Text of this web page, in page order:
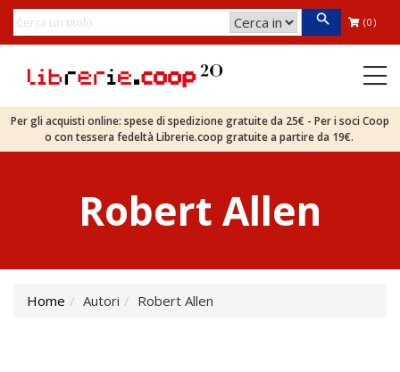
(0)
Per gli acquisti online: spese di spedizione gratuite da 25€ - Per i soci Coop
o con tessera fedeltà Librerie.coop gratuite a partire da 19€.
Robert Allen
Home Autori Robert Allen